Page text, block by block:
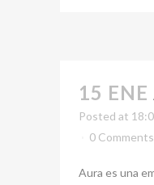
15 ENE
Posted at
0 Comments
Aura es una